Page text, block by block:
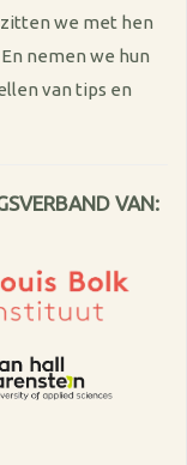
we met hen
nemen we hun
van tips en
VAN: